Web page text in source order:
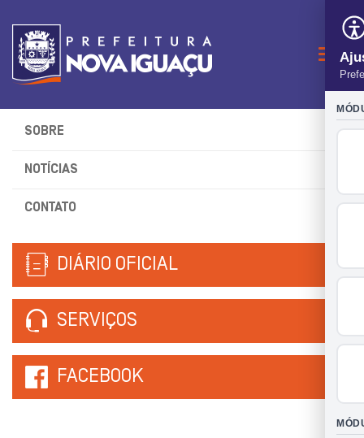
SOBRE
NOTÍCIAS
CONTATO
DIÁRIO OFICIAL
SERVIÇOS
FACEBOOK